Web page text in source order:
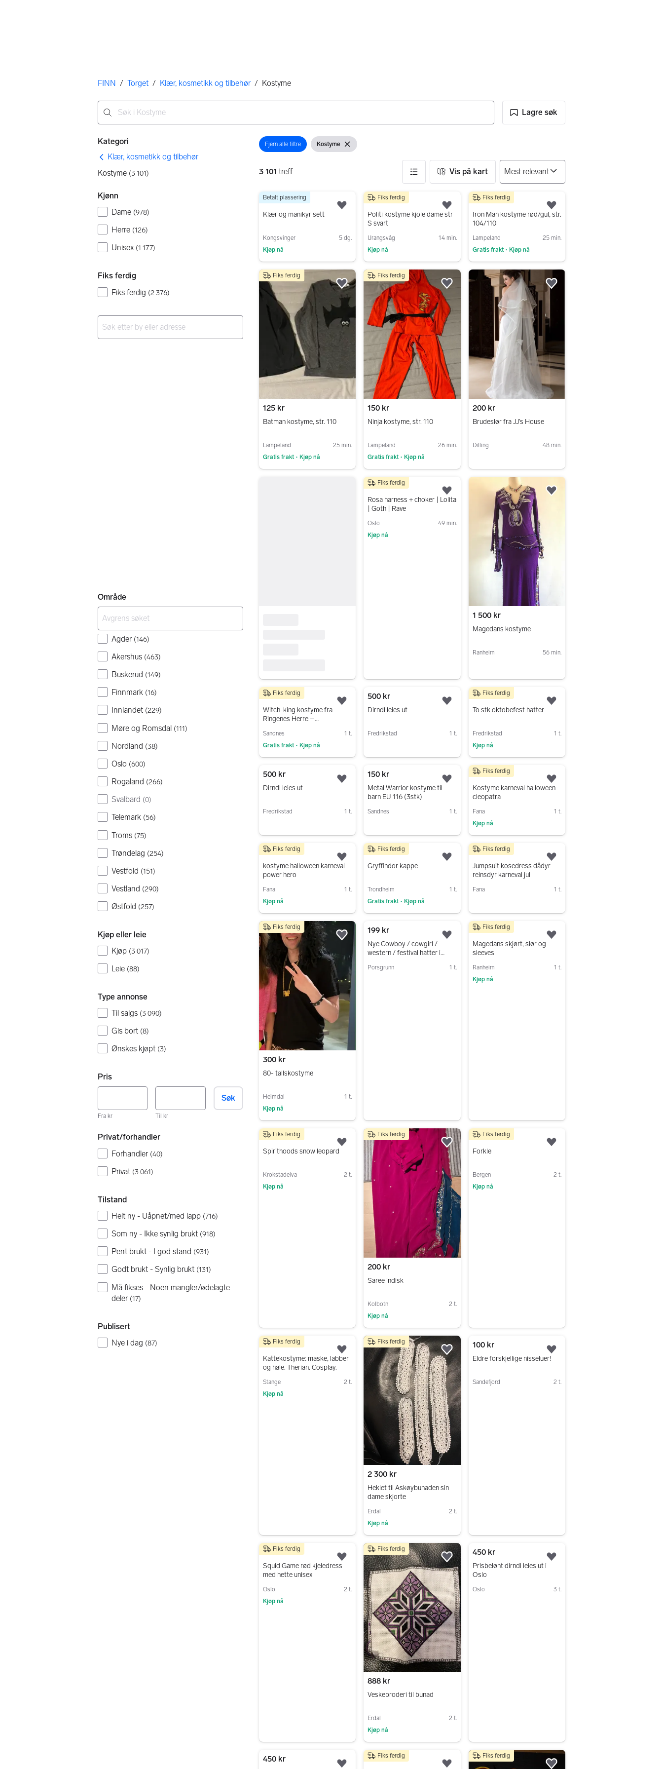
Her er du
FINN / Torget / Klær, kosmetikk og tilbehør / Kostyme
Lagre søk
Filtre
Kategori
Klær, kosmetikk og tilbehør
Kostyme (3 101)
Kjønn
Dame (978)
Herre (126)
Unisex (1 177)
Fiks ferdig
Fiks ferdig (2 376)
Område
Agder (146)
Akershus (463)
Buskerud (149)
Finnmark (16)
Innlandet (229)
Møre og Romsdal (111)
Nordland (38)
Oslo (600)
Rogaland (266)
Svalbard (0)
Telemark (56)
Troms (75)
Trøndelag (254)
Vestfold (151)
Vestland (290)
Østfold (257)
Kjøp eller leie
Kjøp (3 017)
Leie (88)
Type annonse
Til salgs (3 090)
Gis bort (8)
Ønskes kjøpt (3)
Pris
Fra kr Til kr
Søk
Privat/forhandler
Forhandler (40)
Privat (3 061)
Tilstand
Helt ny - Uåpnet/med lapp (716)
Som ny - Ikke synlig brukt (918)
Pent brukt - I god stand (931)
Godt brukt - Synlig brukt (131)
Må fikses - Noen mangler/ødelagte
deler (17)
Publisert
Nye i dag (87)
Åpne filter
Fjern alle filtre Vis filter
Kostyme Fjern filter
3 101 treff Vis på kart
3101 resultater
1 000 kr
Klær og manikyr sett
Kongsvinger
5 dg.
Kjøp nå
Betalt plassering
Legg til som favoritt.
400 kr
Politi kostyme kjole dame str
S svart
Urangsvåg
14 min.
Kjøp nå
Fiks ferdig
Legg til som favoritt.
150 kr
Iron Man kostyme rød/gul, str.
104/110
Lampeland
25 min.
Gratis frakt • Kjøp nå
Fiks ferdig
125 kr
Batman kostyme, str. 110
Lampeland
25 min.
Gratis frakt • Kjøp nå
Fiks ferdig
Legg til som favoritt.
150 kr
Ninja kostyme, str. 110
Lampeland
26 min.
Gratis frakt • Kjøp nå
Fiks ferdig
Legg til som favoritt.
200 kr
Brudeslør fra JJ’s House
Dilling 48 min.
150 kr
Rosa harness + choker | Lolita
| Goth | Rave
Oslo
49 min.
Kjøp nå
Fiks ferdig
Legg til som favoritt.
1 500 kr
Magedans kostyme
Ranheim 56 min.
15 000 kr
Witch-king kostyme fra
Ringenes Herre –
Sandnes
1 t.
Gratis frakt • Kjøp nå
Fiks ferdig
Legg til som favoritt.
500 kr
Dirndl leies ut
Fredrikstad 1 t.
Legg til som favoritt.
150 kr
To stk oktobefest hatter
Fredrikstad
1 t.
Kjøp nå
Fiks ferdig
500 kr
Dirndl leies ut
Fredrikstad 1 t.
Legg til som favoritt.
150 kr
Metal Warrior kostyme til
barn EU 116 (3stk)
Sandnes 1 t.
Legg til som favoritt.
50 kr
Kostyme karneval halloween
cleopatra
Fana
1 t.
Kjøp nå
Fiks ferdig
50 kr
kostyme halloween karneval
power hero
Fana
1 t.
Kjøp nå
Fiks ferdig
Legg til som favoritt.
500 kr
Gryffindor kappe
Trondheim
1 t.
Gratis frakt • Kjøp nå
Fiks ferdig
Legg til som favoritt.
100 kr
Jumpsuit kosedress dådyr
reinsdyr karneval jul
Fana 1 t.
Fiks ferdig
300 kr
80- tallskostyme
Heimdal
1 t.
Kjøp nå
Fiks ferdig
Legg til som favoritt.
199 kr
Nye Cowboy / cowgirl /
western / festival hatter i
Porsgrunn 1 t.
Legg til som favoritt.
950 kr
Magedans skjørt, slør og
sleeves
Ranheim
1 t.
Kjøp nå
Fiks ferdig
500 kr
Spirithoods snow leopard
Krokstadelva
2 t.
Kjøp nå
Fiks ferdig
Legg til som favoritt.
200 kr
Saree indisk
Kolbotn
2 t.
Kjøp nå
Fiks ferdig
Legg til som favoritt.
40 kr
Forkle
Bergen
2 t.
Kjøp nå
Fiks ferdig
100 kr
Kattekostyme: maske, labber
og hale. Therian. Cosplay.
Stange
2 t.
Kjøp nå
Fiks ferdig
Legg til som favoritt.
2 300 kr
Heklet til Askøybunaden sin
dame skjorte
Erdal
2 t.
Kjøp nå
Fiks ferdig
Legg til som favoritt.
100 kr
Eldre forskjellige nisseluer!
Sandefjord 2 t.
200 kr
Squid Game rød kjeledress
med hette unisex
Oslo
2 t.
Kjøp nå
Fiks ferdig
Legg til som favoritt.
888 kr
Veskebroderi til bunad
Erdal
2 t.
Kjøp nå
Fiks ferdig
Legg til som favoritt.
450 kr
Prisbelønt dirndl leies ut i
Oslo
Oslo 3 t.
450 kr 100 krFiks ferdig Fiks ferdig